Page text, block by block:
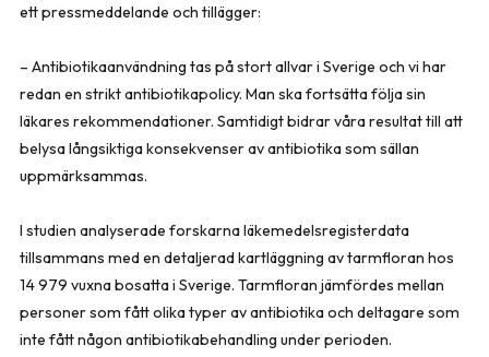
ett pressmeddelande och tillägger:
– Antibiotikaanvändning tas på stort allvar i Sverige och vi har
redan en strikt antibiotikapolicy. Man ska fortsätta följa sin
läkares rekommendationer. Samtidigt bidrar våra resultat till att
belysa långsiktiga konsekvenser av antibiotika som sällan
uppmärksammas.
I studien analyserade forskarna läkemedelsregisterdata
tillsammans med en detaljerad kartläggning av tarmfloran hos
14 979 vuxna bosatta i Sverige. Tarmfloran jämfördes mellan
personer som fått olika typer av antibiotika och deltagare som
inte fått någon antibiotikabehandling under perioden.